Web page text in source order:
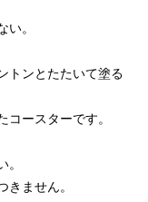
い。
トンとたたいて塗る
コースターです。
ません。